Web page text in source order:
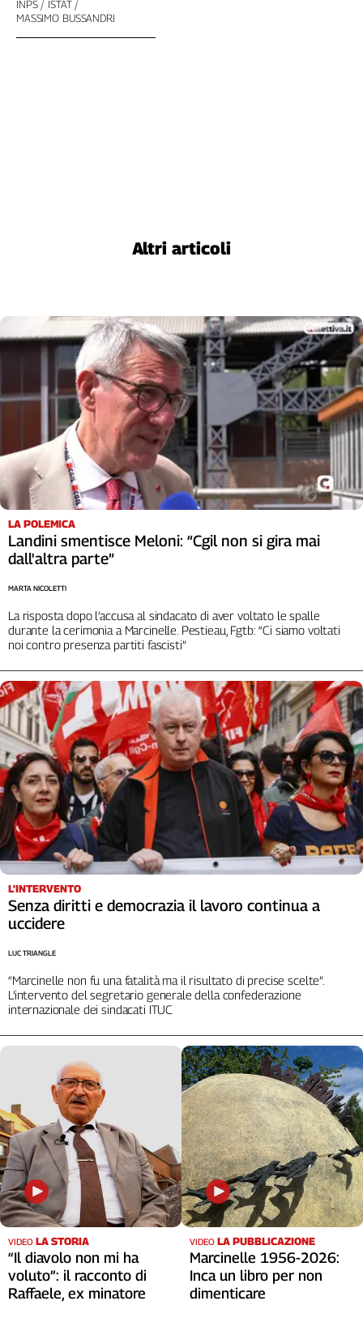
Cerca
INPS
ISTAT
MASSIMO BUSSANDRI
Altri articoli
LA POLEMICA
Landini smentisce Meloni: “Cgil non si gira mai
dall'altra parte”
La risposta dopo l’accusa al sindacato di aver voltato le spalle
durante la cerimonia a Marcinelle. Pestieau, Fgtb: “Ci siamo voltati
noi contro presenza partiti fascisti”
MARTA NICOLETTI
L'INTERVENTO
Senza diritti e democrazia il lavoro continua a
uccidere
“Marcinelle non fu una fatalità ma il risultato di precise scelte”.
L’intervento del segretario generale della confederazione
internazionale dei sindacati ITUC
LUC TRIANGLE
VIDEO LA STORIA
“Il diavolo non mi ha
voluto”: il racconto di
Raffaele, ex minatore
VIDEO LA PUBBLICAZIONE
Marcinelle 1956-2026:
Inca un libro per non
dimenticare